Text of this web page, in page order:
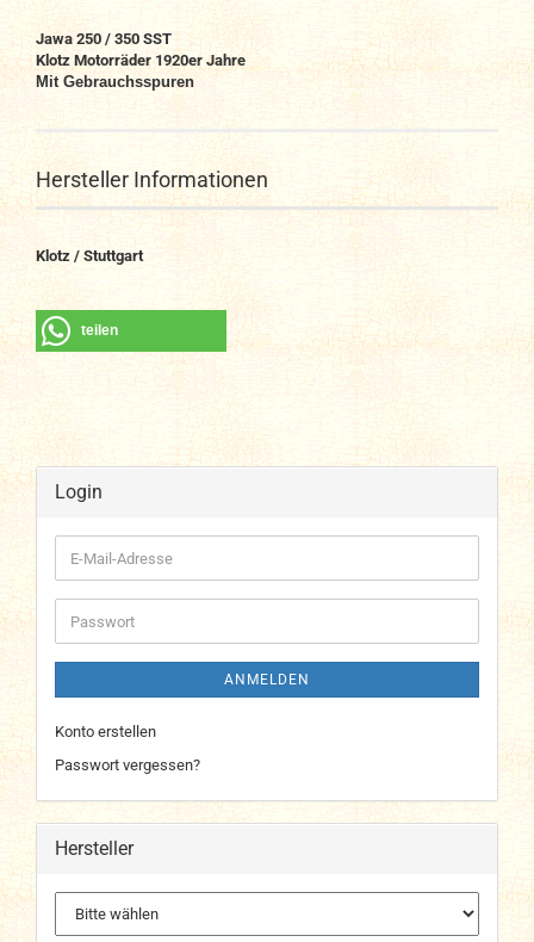
Jawa 250 / 350 SST
Klotz Motorräder 1920er Jahre
Mit Gebrauchsspuren
Hersteller Informationen
Klotz / Stuttgart
teilen
Login
E-
Mail-
Adresse
Passwort
ANMELDEN
Konto erstellen
Passwort vergessen?
Hersteller